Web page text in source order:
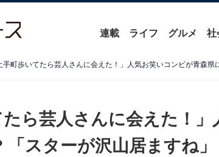
連載 ライフ グルメ 社
手町歩いてたら芸人さんに会えた！」人気お笑いコンビが青森県
たら芸人さんに会えた！
スターが沢山居ますね」